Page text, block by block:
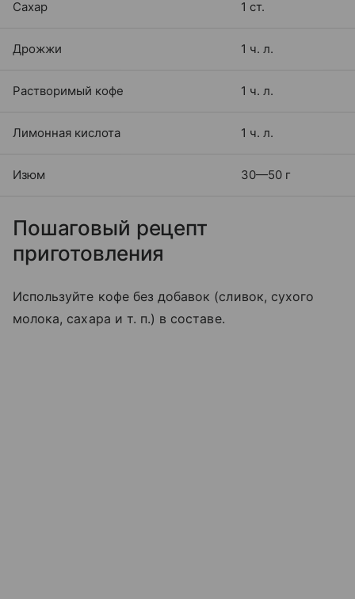
Сахар 1 ст.
Дрожжи 1 ч. л.
Растворимый кофе 1 ч. л.
Лимонная кислота 1 ч. л.
Изюм 30—50 г
Пошаговый рецепт
приготовления
Используйте кофе без добавок (сливок, сухого
молока, сахара и т. п.) в составе.